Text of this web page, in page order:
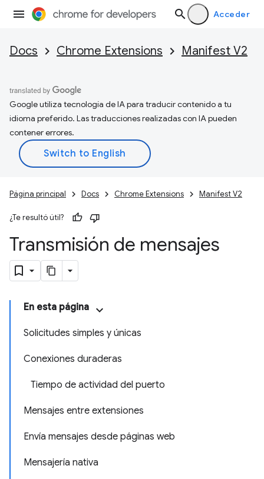
Acceder
Docs Chrome Extensions Manifest V2
Google utiliza tecnología de IA para traducir contenido a tu
idioma preferido. Las traducciones realizadas con IA pueden
contener errores.
Página principal Docs Chrome Extensions Manifest V2
¿Te resultó útil?
Transmisión de mensajes
En esta página
Solicitudes simples y únicas
Conexiones duraderas
Tiempo de actividad del puerto
Mensajes entre extensiones
Envía mensajes desde páginas web
Mensajería nativa